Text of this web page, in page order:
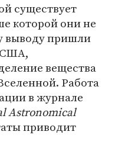
существует
которой они не
выводу пришли
США,
вещества
Работа
в журнале
Astronomical
приводит